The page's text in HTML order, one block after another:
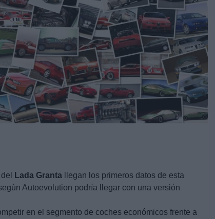
Lada Granta llegan los primeros datos de esta
Autoevolution podría llegar con una versión
en el segmento de coches económicos frente a